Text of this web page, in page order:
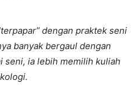
dengan praktek seni
banyak bergaul dengan
seni, ia lebih memilih kuliah